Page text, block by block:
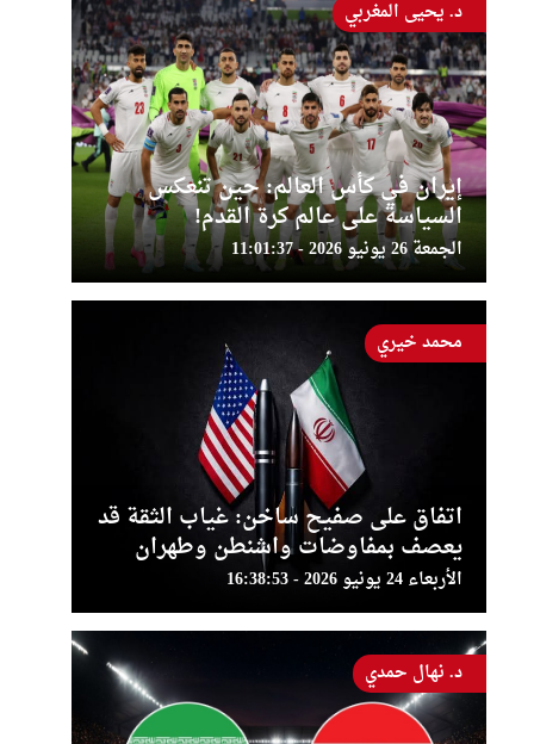
إيران في كأس العالم: حين تنعكس
السياسة على عالم كرة القدم!
الجمعة 26 يونيو 2026 - 11:01:37
د. يحيى المغربي
اتفاق على صفيح ساخن: غياب الثقة قد
يعصف بمفاوضات واشنطن وطهران
الأربعاء 24 يونيو 2026 - 16:38:53
محمد خيري
د. نهال حمدي